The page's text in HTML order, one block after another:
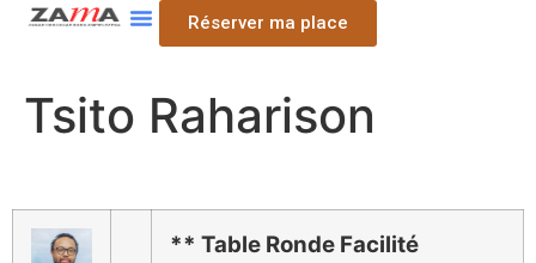
Réserver ma place
Tsito Raharison
** Table Ronde Facilité